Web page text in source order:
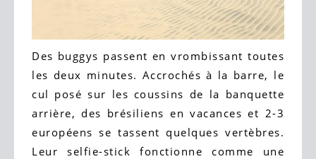
Des buggys passent en vrombissant toutes
les deux minutes. Accrochés à la barre, le
cul posé sur les coussins de la banquette
arrière, des brésiliens en vacances et 2-3
européens se tassent quelques vertèbres.
Leur selfie-stick fonctionne comme une